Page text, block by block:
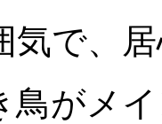
気で、
鳥がメ